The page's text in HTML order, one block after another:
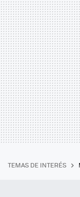
TEMAS DE INTERÉS